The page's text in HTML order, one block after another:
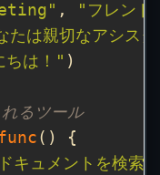
,
"フレンド
たは親切なアシス
ちは！"
るツール
キュメントを検索"